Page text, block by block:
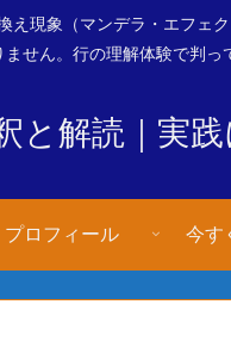
現象（マンデラ・エフ
せん。行の理解体験で判
と解読｜実
プロフィール 今す